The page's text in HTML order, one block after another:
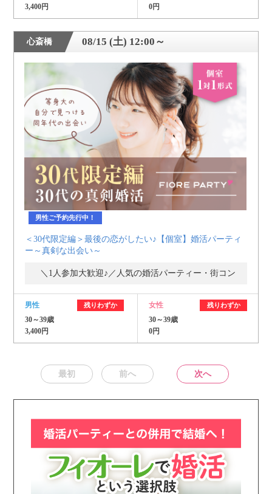
3,400円
0円
心斎橋 08/15 (土) 12:00～
男性ご予約先行中！
＜30代限定編＞最後の恋がしたい♪【個室】婚活パーティ
ー～真剣な出会い～
＼1人参加大歓迎♪／人気の婚活パーティー・街コン
男性 残りわずか
30～39歳
3,400円
女性 残りわずか
30～39歳
0円
最初 前へ 次へ